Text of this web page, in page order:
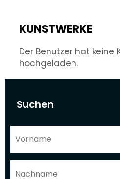
Suchen
KUNSTWERKE
Der Benutzer hat keine
hochgeladen.